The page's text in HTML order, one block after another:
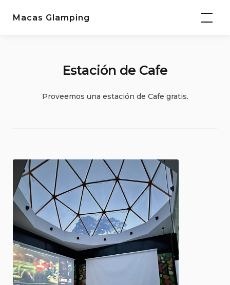
Macas Glamping
Estación de Cafe
Proveemos una estación de Cafe gratis.